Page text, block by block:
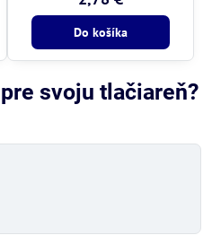
Do košíka
svoju tlačiareň?